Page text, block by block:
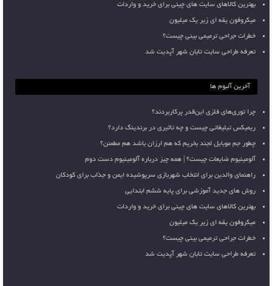
بهترین کالاهای سایت های چینی برای خرید و واردات
میکروفون یقه ای زیر یک میلیون
خطرات جراحی ترمیمی بینی چیست؟
تعرفه طراحی سایت تابان شهر آپدیت شد
آخرین آلبوم ها
چرا توری‌های فلزی این‌قدر پرکاربردند؟
ریمیکس تبلیغاتی چیست و چه تاثیری در برندینگ دارد؟
چطور جم موبایل لجند بخریم که هم ارزان باشد هم مطمئن؟
آلومینیوم ضایعات چیست؟ | همه چیز درباره آلومینیوم دست دوم
راهنمای والدین برای انتخاب شهربازی سرپوشیده ایمن و جذاب برای کودکان
روش های جدید آموزشی برای پایه ششم ابتدایی
بهترین کالاهای سایت های چینی برای خرید و واردات
میکروفون یقه ای زیر یک میلیون
خطرات جراحی ترمیمی بینی چیست؟
تعرفه طراحی سایت تابان شهر آپدیت شد